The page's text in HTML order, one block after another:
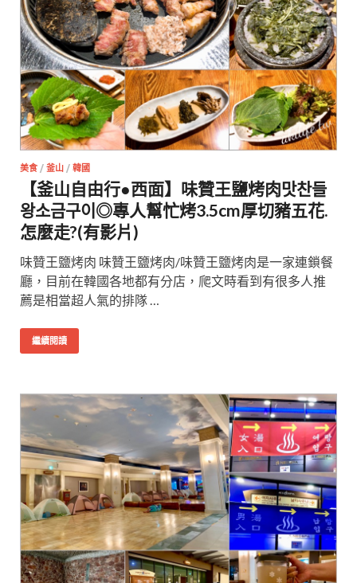
美食 / 釜山 / 韓國
【釜山自由行●西面】味贊王鹽烤肉맛찬들
왕소금구이◎專人幫忙烤3.5cm厚切豬五花.
怎麼走?(有影片)
味贊王鹽烤肉 味贊王鹽烤肉/味贊王鹽烤肉是一家連鎖餐
廳，目前在韓國各地都有分店，爬文時看到有很多人推
薦是相當超人氣的排隊 …
繼續閱讀